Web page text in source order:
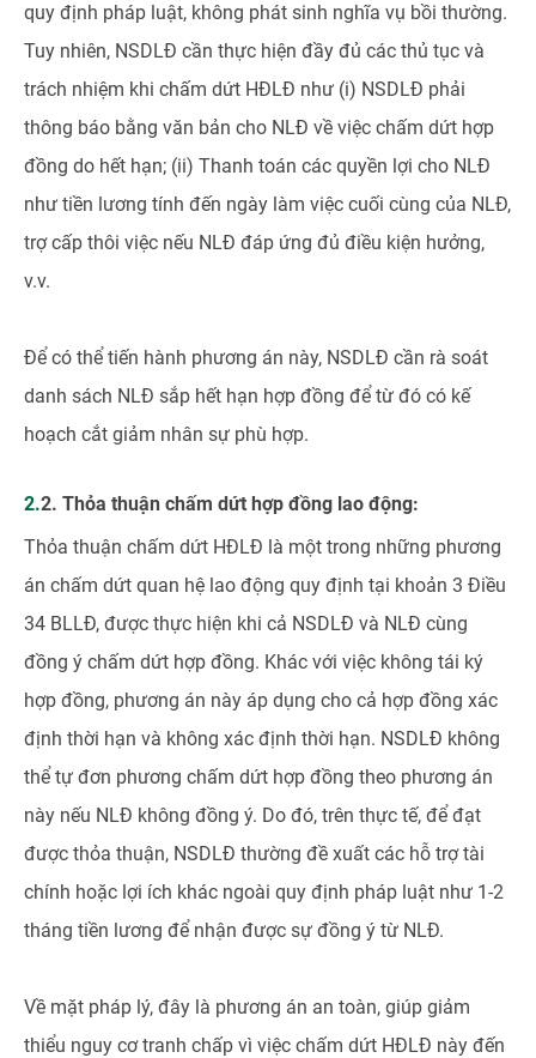
quy định pháp luật, không phát sinh nghĩa vụ bồi thường.
Tuy nhiên, NSDLĐ cần thực hiện đầy đủ các thủ tục và
trách nhiệm khi chấm dứt HĐLĐ như (i) NSDLĐ phải
thông báo bằng văn bản cho NLĐ về việc chấm dứt hợp
đồng do hết hạn; (ii) Thanh toán các quyền lợi cho NLĐ
như tiền lương tính đến ngày làm việc cuối cùng của NLĐ,
trợ cấp thôi việc nếu NLĐ đáp ứng đủ điều kiện hưởng,
v.v.
Để có thể tiến hành phương án này, NSDLĐ cần rà soát
danh sách NLĐ sắp hết hạn hợp đồng để từ đó có kế
hoạch cắt giảm nhân sự phù hợp.
2.2. Thỏa thuận chấm dứt hợp đồng lao động:
Thỏa thuận chấm dứt HĐLĐ là một trong những phương
án chấm dứt quan hệ lao động quy định tại khoản 3 Điều
34 BLLĐ, được thực hiện khi cả NSDLĐ và NLĐ cùng
đồng ý chấm dứt hợp đồng. Khác với việc không tái ký
hợp đồng, phương án này áp dụng cho cả hợp đồng xác
định thời hạn và không xác định thời hạn. NSDLĐ không
thể tự đơn phương chấm dứt hợp đồng theo phương án
này nếu NLĐ không đồng ý. Do đó, trên thực tế, để đạt
được thỏa thuận, NSDLĐ thường đề xuất các hỗ trợ tài
chính hoặc lợi ích khác ngoài quy định pháp luật như 1-2
tháng tiền lương để nhận được sự đồng ý từ NLĐ.
Về mặt pháp lý, đây là phương án an toàn, giúp giảm
thiểu nguy cơ tranh chấp vì việc chấm dứt HĐLĐ này đến